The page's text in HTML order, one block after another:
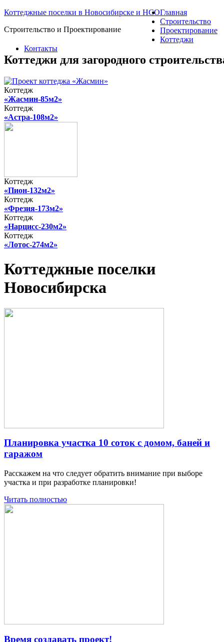
Коттеджные поселки в Новосибирске и НСО
Строительство и Проектирование
Главная
Строительство
Проектирование
Коттеджи
Контакты
Коттеджи для загородного
Коттедж
«Жасмин-85м2»
Коттедж
«Астра-108м2»
Коттедж
«Пион-132м2»
Коттедж
«Фрезия-173м2»
Коттедж
«Нарцисс-230м2»
Коттедж
«Лотос-274м2»
Коттеджные поселки
Новосибирска
Планировка участка 10 соток с домом, баней и
гаражом
Расскажем на что следует обратить внимание при выборе
участка и при разработке планировки!
Читать полностью
Время создавать проект!